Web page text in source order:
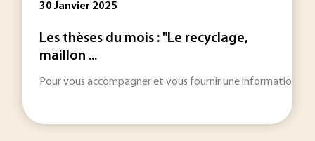
30 Janvier 2025
Les thèses du mois : "Le recyclage,
maillon ...
Pour vous accompagner et vous fournir une information